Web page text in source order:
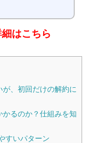
はこちら
、初回だけの解約に
るのか？仕組みを知
すいパターン